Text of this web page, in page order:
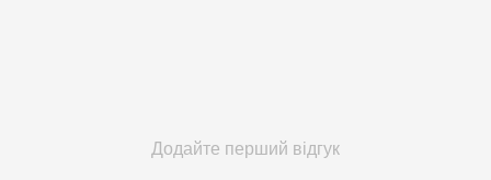
Додайте перший відгук